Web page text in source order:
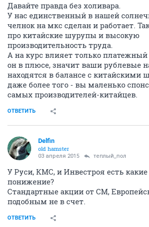
Давайте правда без холивара.
У нас единственный в нашей
челнок на мкс сделан и работает.
про китайские шурупы и высокую
производительность труда.
А на курс влияет только платежный
он в плюсе, значит ваши рублевые
находятся в балансе с китайскими
даже более того - вы маленько
самых производителей-китайцев.
ОТВЕТИТЬ
Delfin
old hamster
03 апреля 2015 теплый_пол
У Руси, КМС, и Инвестроя есть
понижение?
Стандартные акции от СМ,
подобным не в счет.
ОТВЕТИТЬ